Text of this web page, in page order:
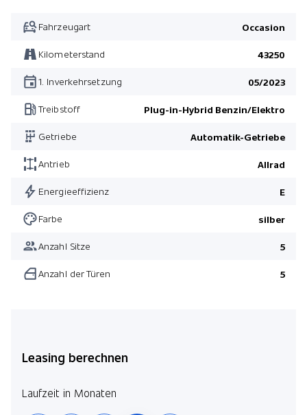
Fahrzeugart Occasion
Kilometerstand 43250
1. Inverkehrsetzung 05/2023
Treibstoff Plug-in-Hybrid Benzin/Elektro
Getriebe Automatik-Getriebe
Antrieb Allrad
Energieeffizienz E
Farbe silber
Anzahl Sitze 5
Anzahl der Türen 5
Leasing berechnen
Laufzeit in Monaten